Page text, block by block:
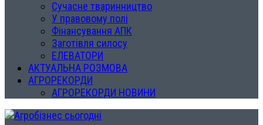
Сучасне тваринництво
У правовому полі
Фінансування АПК
Заготівля силосу
ЕЛЕВАТОРИ
АКТУАЛЬНА РОЗМОВА
АГРОРЕКОРДИ
АГРОРЕКОРДИ НОВИНИ